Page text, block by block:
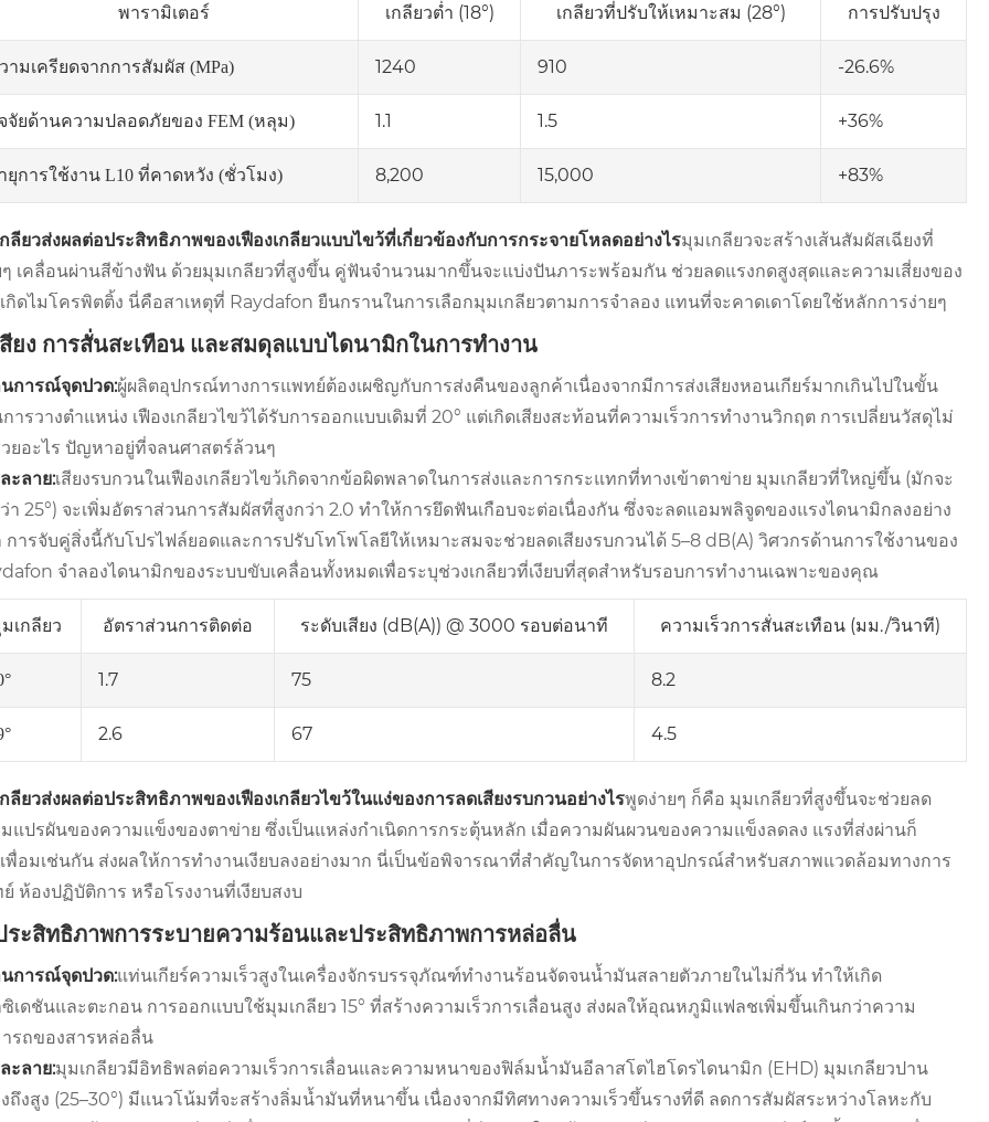
พารามิเตอร์ เกลียวต่ำ (18°) เกลียวที่ปรับให้เหมาะสม (28°) การปรับปรุง
ามเครียดจากการสัมผัส (MPa) 1240 910 -26.6%
จัยด้านความปลอดภัยของ FEM (หลุม) 1.1 1.5 +36%
ยุการใช้งาน L10 ที่คาดหวัง (ชั่วโมง) 8,200 15,000 +83%
ลียวส่งผลต่อประสิทธิภาพของเฟืองเกลียวแบบไขว้ที่เกี่ยวข้องกับการกระจายโหลดอย่างไรมุมเกลียวจะสร้างเส้นสัมผัสเฉียงที่
เคลื่อนผ่านสีข้างฟัน ด้วยมุมเกลียวที่สูงขึ้น คู่ฟันจำนวนมากขึ้นจะแบ่งปันภาระพร้อมกัน ช่วยลดแรงกดสูงสุดและความเสี่ยงของ
กิดไมโครพิตติ้ง นี่คือสาเหตุที่ Raydafon ยืนกรานในการเลือกมุมเกลียวตามการจำลอง แทนที่จะคาดเดาโดยใช้หลักการง่ายๆ
สียง การสั่นสะเทือน และสมดุลแบบไดนามิกในการทำงาน
การณ์จุดปวด:ผู้ผลิตอุปกรณ์ทางการแพทย์ต้องเผชิญกับการส่งคืนของลูกค้าเนื่องจากมีการส่งเสียงหอนเกียร์มากเกินไปในขั้น
ารวางตำแหน่ง เฟืองเกลียวไขว้ได้รับการออกแบบเดิมที่ 20° แต่เกิดเสียงสะท้อนที่ความเร็วการทำงานวิกฤต การเปลี่ยนวัสดุไม่
ยอะไร ปัญหาอยู่ที่จลนศาสตร์ล้วนๆ
ะลาย:เสียงรบกวนในเฟืองเกลียวไขว้เกิดจากข้อผิดพลาดในการส่งและการกระแทกที่ทางเข้าตาข่าย มุมเกลียวที่ใหญ่ขึ้น (มักจะ
า 25°) จะเพิ่มอัตราส่วนการสัมผัสที่สูงกว่า 2.0 ทำให้การยึดฟันเกือบจะต่อเนื่องกัน ซึ่งจะลดแอมพลิจูดของแรงไดนามิกลงอย่าง
การจับคู่สิ่งนี้กับโปรไฟล์ยอดและการปรับโทโพโลยีให้เหมาะสมจะช่วยลดเสียงรบกวนได้ 5–8 dB(A) วิศวกรด้านการใช้งานของ
จำลองไดนามิกของระบบขับเคลื่อนทั้งหมดเพื่อระบุช่วงเกลียวที่เงียบที่สุดสำหรับรอบการทำงานเฉพาะของคุณ
เกลียว อัตราส่วนการติดต่อ ระดับเสียง (dB(A)) @ 3000 รอบต่อนาที ความเร็วการสั่นสะเทือน (มม./วินาที)
1.7 75 8.2
2.6 67 4.5
ลียวส่งผลต่อประสิทธิภาพของเฟืองเกลียวไขว้ในแง่ของการลดเสียงรบกวนอย่างไรพูดง่ายๆ ก็คือ มุมเกลียวที่สูงขึ้นจะช่วยลด
แปรผันของความแข็งของตาข่าย ซึ่งเป็นแหล่งกำเนิดการกระตุ้นหลัก เมื่อความผันผวนของความแข็งลดลง แรงที่ส่งผ่านก็
พื่อมเช่นกัน ส่งผลให้การทำงานเงียบลงอย่างมาก นี่เป็นข้อพิจารณาที่สำคัญในการจัดหาอุปกรณ์สำหรับสภาพแวดล้อมทางการ
ห้องปฏิบัติการ หรือโรงงานที่เงียบสงบ
ระสิทธิภาพการระบายความร้อนและประสิทธิภาพการหล่อลื่น
การณ์จุดปวด:แท่นเกียร์ความเร็วสูงในเครื่องจักรบรรจุภัณฑ์ทำงานร้อนจัดจนน้ำมันสลายตัวภายในไม่กี่วัน ทำให้เกิด
เดชันและตะกอน การออกแบบใช้มุมเกลียว 15° ที่สร้างความเร็วการเลื่อนสูง ส่งผลให้อุณหภูมิแฟลชเพิ่มขึ้นเกินกว่าความ
รถของสารหล่อลื่น
ะลาย:มุมเกลียวมีอิทธิพลต่อความเร็วการเลื่อนและความหนาของฟิล์มน้ำมันอีลาสโตไฮโดรไดนามิก (EHD) มุมเกลียวปาน
ถึงสูง (25–30°) มีแนวโน้มที่จะสร้างลิ่มน้ำมันที่หนาขึ้น เนื่องจากมีทิศทางความเร็วขึ้นรางที่ดี ลดการสัมผัสระหว่างโลหะกับ